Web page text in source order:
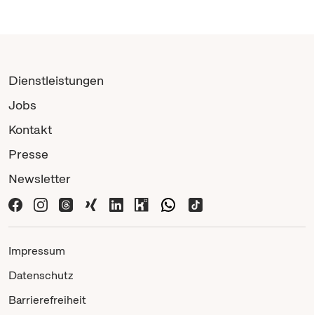
Dienstleistungen
Jobs
Kontakt
Presse
Newsletter
Impressum
Datenschutz
Barrierefreiheit